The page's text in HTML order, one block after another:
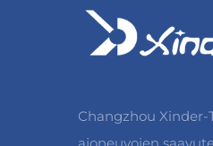
Changzhou Xinder-